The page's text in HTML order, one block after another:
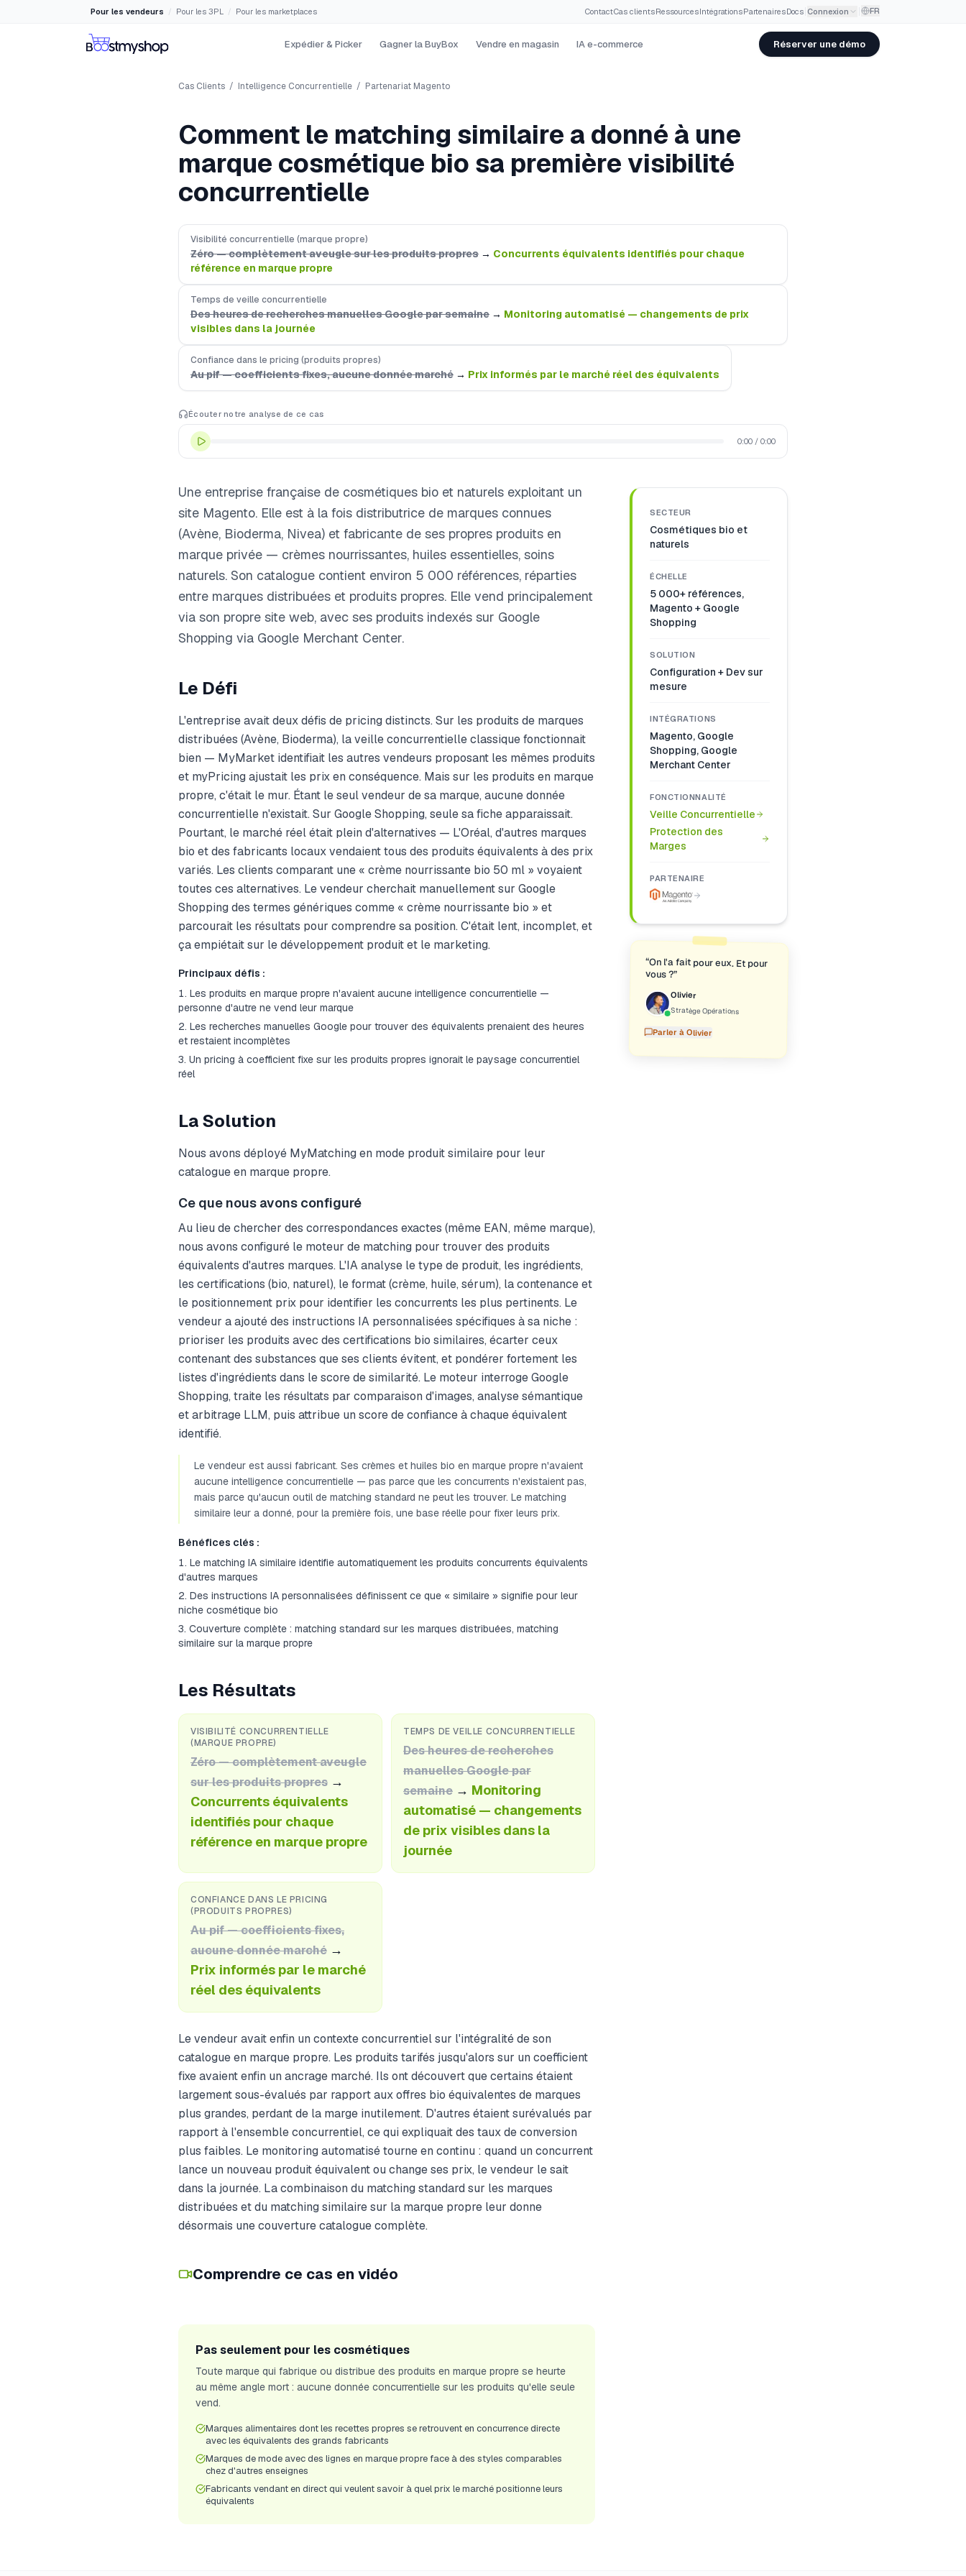
Pour les vendeurs / Pour les 3PL / Pour les marketplaces Contact·Cas clients·Ressources·Intégrations·Partenaires·Docs Connexion FR
Expédier & Picker Gagner la BuyBox Vendre en magasin IA e-commerce Réserver une démo
Cas Clients / Intelligence Concurrentielle / Partenariat Magento
Comment le matching similaire a donné à une
marque cosmétique bio sa première visibilité
concurrentielle
Visibilité concurrentielle (marque propre)
Zéro — complètement aveugle sur les produits propres → Concurrents équivalents identifiés pour chaque
référence en marque propre
Temps de veille concurrentielle
Des heures de recherches manuelles Google par semaine → Monitoring automatisé — changements de prix
visibles dans la journée
Confiance dans le pricing (produits propres)
Au pif — coefficients fixes, aucune donnée marché → Prix informés par le marché réel des équivalents
Écouter notre analyse de ce cas
0:00 / 0:00
Une entreprise française de cosmétiques bio et naturels exploitant un
site Magento. Elle est à la fois distributrice de marques connues
(Avène, Bioderma, Nivea) et fabricante de ses propres produits en
marque privée — crèmes nourrissantes, huiles essentielles, soins
naturels. Son catalogue contient environ 5 000 références, réparties
entre marques distribuées et produits propres. Elle vend principalement
via son propre site web, avec ses produits indexés sur Google
Shopping via Google Merchant Center.
Le Défi
L'entreprise avait deux défis de pricing distincts. Sur les produits de marques
distribuées (Avène, Bioderma), la veille concurrentielle classique fonctionnait
bien — MyMarket identifiait les autres vendeurs proposant les mêmes produits
et myPricing ajustait les prix en conséquence. Mais sur les produits en marque
propre, c'était le mur. Étant le seul vendeur de sa marque, aucune donnée
concurrentielle n'existait. Sur Google Shopping, seule sa fiche apparaissait.
Pourtant, le marché réel était plein d'alternatives — L'Oréal, d'autres marques
bio et des fabricants locaux vendaient tous des produits équivalents à des prix
variés. Les clients comparant une « crème nourrissante bio 50 ml » voyaient
toutes ces alternatives. Le vendeur cherchait manuellement sur Google
Shopping des termes génériques comme « crème nourrissante bio » et
parcourait les résultats pour comprendre sa position. C'était lent, incomplet, et
ça empiétait sur le développement produit et le marketing.
Principaux défis :
Les produits en marque propre n'avaient aucune intelligence concurrentielle —
personne d'autre ne vend leur marque
Les recherches manuelles Google pour trouver des équivalents prenaient des heures
et restaient incomplètes
Un pricing à coefficient fixe sur les produits propres ignorait le paysage concurrentiel
réel
La Solution
Nous avons déployé MyMatching en mode produit similaire pour leur
catalogue en marque propre.
Ce que nous avons configuré
Au lieu de chercher des correspondances exactes (même EAN, même marque),
nous avons configuré le moteur de matching pour trouver des produits
équivalents d'autres marques. L'IA analyse le type de produit, les ingrédients,
les certifications (bio, naturel), le format (crème, huile, sérum), la contenance et
le positionnement prix pour identifier les concurrents les plus pertinents. Le
vendeur a ajouté des instructions IA personnalisées spécifiques à sa niche :
prioriser les produits avec des certifications bio similaires, écarter ceux
contenant des substances que ses clients évitent, et pondérer fortement les
listes d'ingrédients dans le score de similarité. Le moteur interroge Google
Shopping, traite les résultats par comparaison d'images, analyse sémantique
et arbitrage LLM, puis attribue un score de confiance à chaque équivalent
identifié.
Le vendeur est aussi fabricant. Ses crèmes et huiles bio en marque propre n'avaient
aucune intelligence concurrentielle — pas parce que les concurrents n'existaient pas,
mais parce qu'aucun outil de matching standard ne peut les trouver. Le matching
similaire leur a donné, pour la première fois, une base réelle pour fixer leurs prix.
Bénéfices clés :
Le matching IA similaire identifie automatiquement les produits concurrents équivalents
d'autres marques
Des instructions IA personnalisées définissent ce que « similaire » signifie pour leur
niche cosmétique bio
Couverture complète : matching standard sur les marques distribuées, matching
similaire sur la marque propre
Les Résultats
VISIBILITÉ CONCURRENTIELLE
(MARQUE PROPRE)
Zéro — complètement aveugle
sur les produits propres →
Concurrents équivalents
identifiés pour chaque
référence en marque propre
TEMPS DE VEILLE CONCURRENTIELLE
Des heures de recherches
manuelles Google par
semaine → Monitoring
automatisé — changements
de prix visibles dans la
journée
CONFIANCE DANS LE PRICING
(PRODUITS PROPRES)
Au pif — coefficients fixes,
aucune donnée marché →
Prix informés par le marché
réel des équivalents
Le vendeur avait enfin un contexte concurrentiel sur l'intégralité de son
catalogue en marque propre. Les produits tarifés jusqu'alors sur un coefficient
fixe avaient enfin un ancrage marché. Ils ont découvert que certains étaient
largement sous-évalués par rapport aux offres bio équivalentes de marques
plus grandes, perdant de la marge inutilement. D'autres étaient surévalués par
rapport à l'ensemble concurrentiel, ce qui expliquait des taux de conversion
plus faibles. Le monitoring automatisé tourne en continu : quand un concurrent
lance un nouveau produit équivalent ou change ses prix, le vendeur le sait
dans la journée. La combinaison du matching standard sur les marques
distribuées et du matching similaire sur la marque propre leur donne
désormais une couverture catalogue complète.
Comprendre ce cas en vidéo
Pas seulement pour les cosmétiques
Toute marque qui fabrique ou distribue des produits en marque propre se heurte
au même angle mort : aucune donnée concurrentielle sur les produits qu'elle seule
vend.
Marques alimentaires dont les recettes propres se retrouvent en concurrence directe
avec les équivalents des grands fabricants
Marques de mode avec des lignes en marque propre face à des styles comparables
chez d'autres enseignes
Fabricants vendant en direct qui veulent savoir à quel prix le marché positionne leurs
équivalents
SECTEUR
Cosmétiques bio et
naturels
ÉCHELLE
5 000+ références,
Magento + Google
Shopping
SOLUTION
Configuration + Dev sur
mesure
INTÉGRATIONS
Magento, Google
Shopping, Google
Merchant Center
FONCTIONNALITÉ
Veille Concurrentielle
Protection des
Marges
PARTENAIRE
“On l'a fait pour eux. Et pour
vous ?”
Olivier
Stratège Opérations
Parler à Olivier